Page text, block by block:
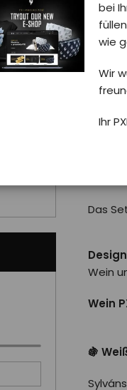
bei
wie
Wir
Ihr
🍷
Ein
Das
Wein
Wein
🍇